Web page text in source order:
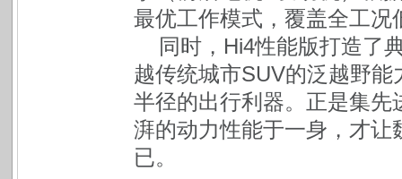
最优工作模式，覆盖全工况
同时，Hi4性能版打造了
越传统城市SUV的泛越野
半径的出行利器。正是集
湃的动力性能于一身，才
已。